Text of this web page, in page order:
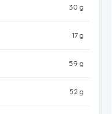
30 g
17 g
59 g
52 g